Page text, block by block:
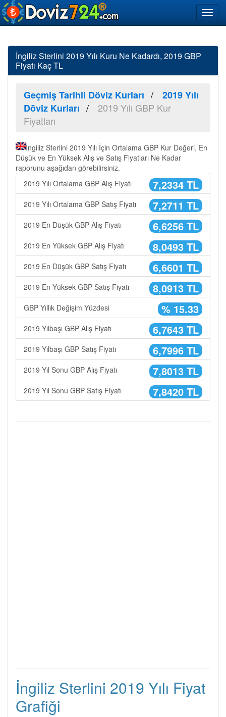
İngiliz Sterlini 2019 Yılı Kuru Ne Kadardı, 2019 GBP
Fiyatı Kaç TL
Geçmiş Tarihli Döviz Kurları
2019 Yılı
Döviz Kurları
2019 Yılı GBP Kur
Fiyatları
İngiliz Sterlini 2019 Yılı İçin Ortalama GBP Kur Değeri, En
Düşük ve En Yüksek Alış ve Satış Fiyatları Ne Kadar
raporunu aşağıdan görebilirsiniz.
7,2334 TL
2019 Yılı Ortalama GBP Alış Fiyatı
7,2711 TL
2019 Yılı Ortalama GBP Satış Fiyatı
6,6256 TL
2019 En Düşük GBP Alış Fiyatı
8,0493 TL
2019 En Yüksek GBP Alış Fiyatı
6,6601 TL
2019 En Düşük GBP Satış Fiyatı
8,0913 TL
2019 En Yüksek GBP Satış Fiyatı
% 15.33
GBP Yıllık Değişim Yüzdesi
6,7643 TL
2019 Yılbaşı GBP Alış Fiyatı
6,7996 TL
2019 Yılbaşı GBP Satış Fiyatı
7,8013 TL
2019 Yıl Sonu GBP Alış Fiyatı
7,8420 TL
2019 Yıl Sonu GBP Satış Fiyatı
İngiliz Sterlini 2019 Yılı Fiyat
Grafiği